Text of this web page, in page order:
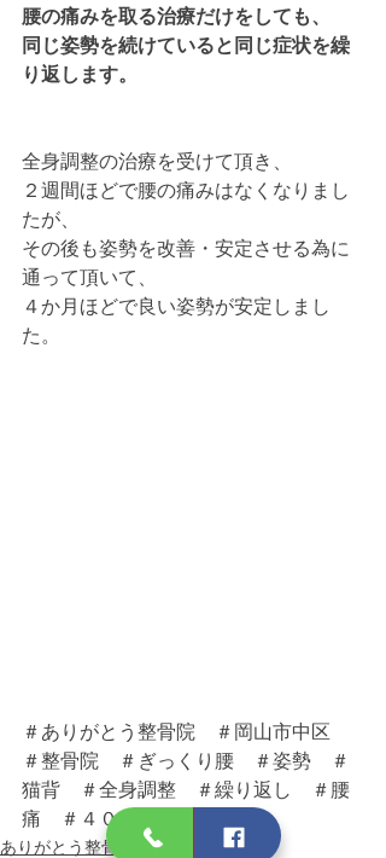
腰の痛みを取る治療だけをしても、
同じ姿勢を続けていると同じ症状を繰
り返します。
全身調整の治療を受けて頂き、
２週間ほどで腰の痛みはなくなりまし
たが、
その後も姿勢を改善・安定させる為に
通って頂いて、
４か月ほどで良い姿勢が安定しまし
た。
＃ありがとう整骨院　＃岡山市中区
＃整骨院　＃ぎっくり腰　＃姿勢　＃
猫背　＃全身調整　＃繰り返し　＃腰
痛　＃４０代
ありがとう整骨院